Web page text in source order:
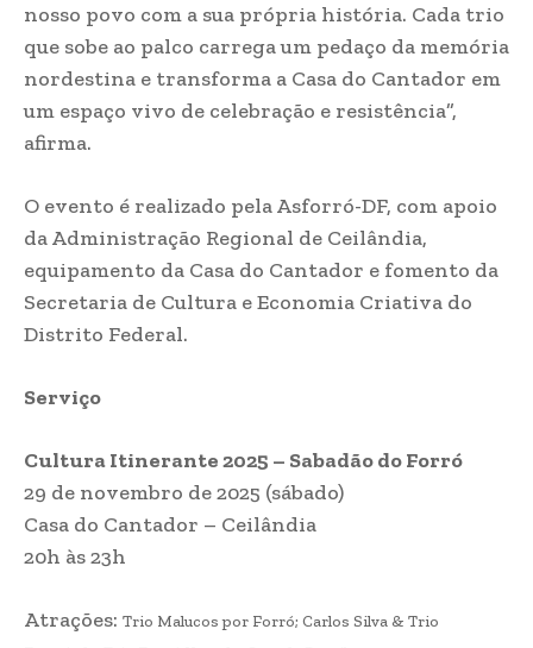
nosso povo com a sua própria história. Cada trio
que sobe ao palco carrega um pedaço da memória
nordestina e transforma a Casa do Cantador em
um espaço vivo de celebração e resistência”,
afirma.
O evento é realizado pela Asforró-DF, com apoio
da Administração Regional de Ceilândia,
equipamento da Casa do Cantador e fomento da
Secretaria de Cultura e Economia Criativa do
Distrito Federal.
Serviço
Cultura Itinerante 2025 – Sabadão do Forró
29 de novembro de 2025 (sábado)
Casa do Cantador – Ceilândia
20h às 23h
Atrações: Trio Malucos por Forró; Carlos Silva & Trio